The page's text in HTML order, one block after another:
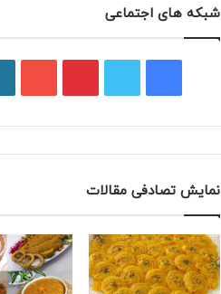
شبکه های اجتماعی
نمایش تصادفی مقالات